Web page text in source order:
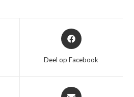
Opent
in
nieuw
Deel op Facebook
Opent